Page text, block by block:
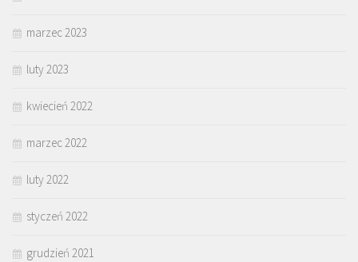
marzec 2023
luty 2023
kwiecień 2022
marzec 2022
luty 2022
styczeń 2022
grudzień 2021